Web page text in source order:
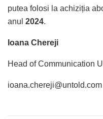
putea folosi la achiziția
anul 2024.
Ioana Chereji
Head of Communication
ioana.chereji@untold.com